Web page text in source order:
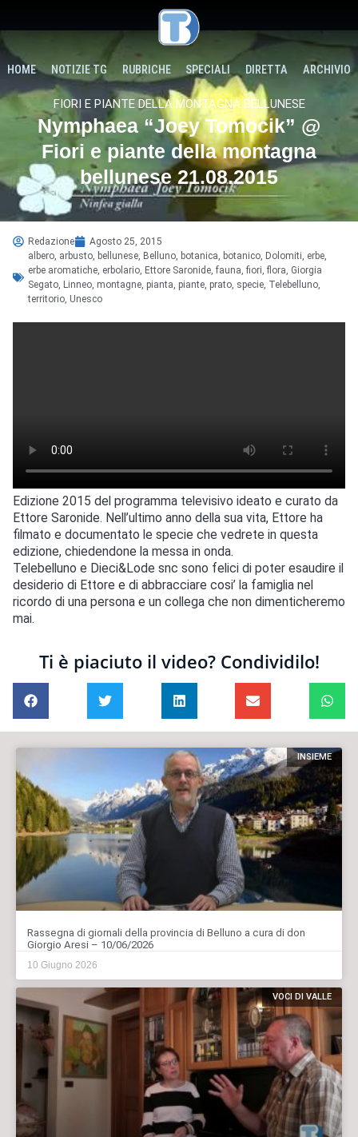
HOME NOTIZIE TG RUBRICHE SPECIALI DIRETTA ARCHIVIO
FIORI E PIANTE DELLA MONTAGNA BELLUNESE
Nymphaea “Joey Tomocik” @
Fiori e piante della montagna
bellunese 21.08.2015
Redazione
Agosto 25, 2015
albero arbusto bellunese Belluno botanica botanico Dolomiti erbe
erbe aromatiche erbolario Ettore Saronide fauna fiori flora Giorgia
Segato Linneo montagne pianta piante prato specie Telebelluno
territorio Unesco
Edizione 2015 del programma televisivo ideato e curato da
Ettore Saronide. Nell’ultimo anno della sua vita, Ettore ha
filmato e documentato le specie che vedrete in questa
edizione, chiedendone la messa in onda.
Telebelluno e Dieci&Lode snc sono felici di poter esaudire il
desiderio di Ettore e di abbracciare cosi’ la famiglia nel
ricordo di una persona e un collega che non dimenticheremo
mai.
Ti è piaciuto il video? Condividilo!
INSIEME
Rassegna di giornali della provincia di Belluno a cura di don
Giorgio Aresi – 10/06/2026
10 Giugno 2026
VOCI DI VALLE